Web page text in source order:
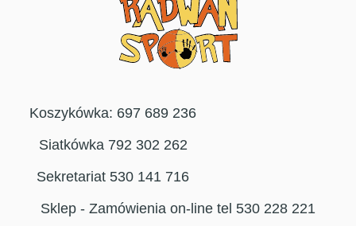
Koszykówka: 697 689 236
Siatkówka 792 302 262
Sekretariat 530 141 716
Sklep - Zamówienia on-line tel 530 228 221